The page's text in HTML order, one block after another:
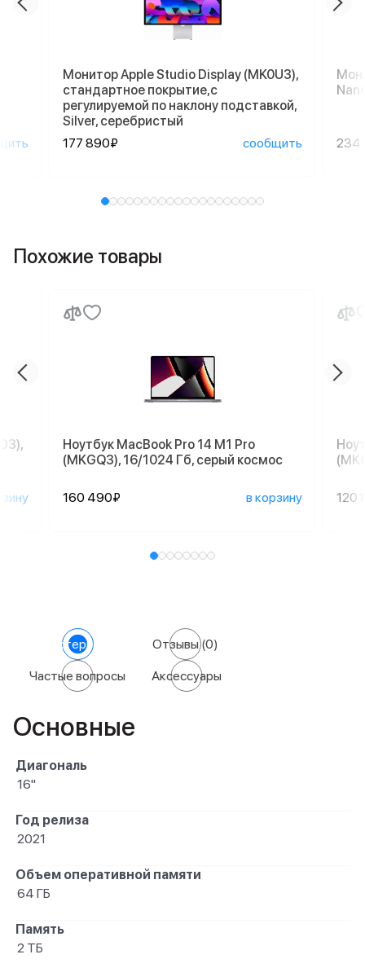
Монитор Apple Studio Display (MK0U3),
стандартное покрытие,с
регулируемой по наклону подставкой,
Silver, серебристый
177 890₽
сообщить 234
Похожие товары
Ноутбук MacBook Pro 14 M1 Pro
(MKGQ3), 16/1024 Гб, серый космос
160 490₽ в корзину 120
Характеристики Отзывы(0)
Частые вопросы Аксессуары
Основные
Диагональ
16"
Год релиза
2021
Объем оперативной памяти
64 ГБ
Память
2 ТБ